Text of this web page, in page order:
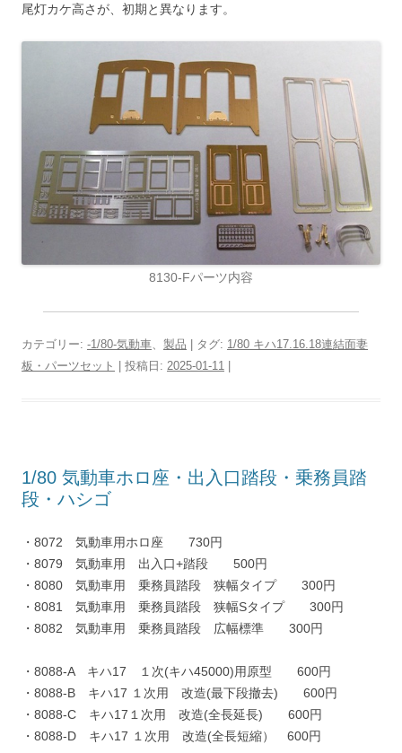
尾灯カケ高さが、初期と異なります。
8130-Fパーツ内容
カテゴリー: -1/80-気動車、 製品 | タグ: 1/80 キハ17.16.18連結面妻
板・パーツセット
| 投稿日: 2025-01-11
1/80 気動車ホロ座・出入口踏段・乗務員踏
段・ハシゴ
・8072 気動車用ホロ座 730円
・8079 気動車用 出入口+踏段 500円
・8080 気動車用 乗務員踏段 狭幅タイプ 300円
・8081 気動車用 乗務員踏段 狭幅Sタイプ 300円
・8082 気動車用 乗務員踏段 広幅標準 300円
・8088-A キハ17 １次(キハ45000)用原型 600円
・8088-B キハ17 １次用 改造(最下段撤去) 600円
・8088-C キハ17１次用 改造(全長延長) 600円
・8088-D キハ17 １次用 改造(全長短縮） 600円